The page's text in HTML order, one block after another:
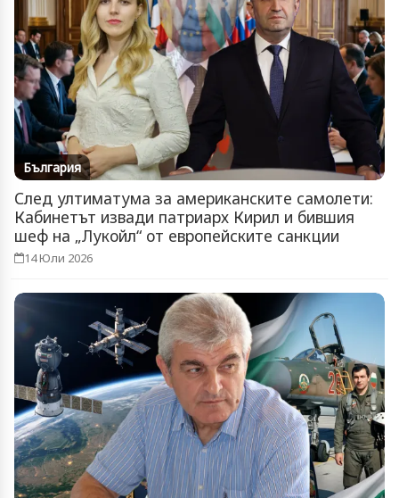
България
След ултиматума за американските самолети:
Кабинетът извади патриарх Кирил и бившия
шеф на „Лукойл“ от европейските санкции
14 Юли 2026